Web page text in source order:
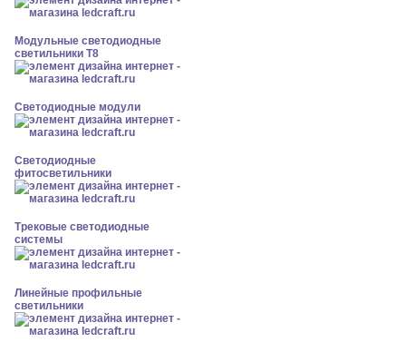
Модульные светодиодные
светильники Т8
Светодиодные модули
Светодиодные
фитосветильники
Трековые светодиодные
системы
Линейные профильные
светильники